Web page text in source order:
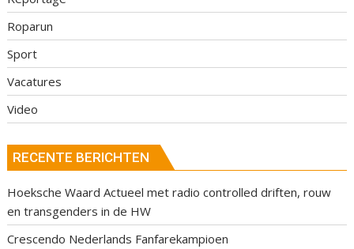
Roparun
Sport
Vacatures
Video
RECENTE BERICHTEN
Hoeksche Waard Actueel met radio controlled driften, rouw
en transgenders in de HW
Crescendo Nederlands Fanfarekampioen